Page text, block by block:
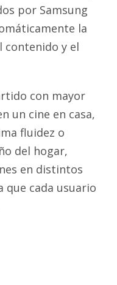
por Samsung
la
contenido y el
con mayor
un cine en casa,
fluidez o
del hogar,
en distintos
que cada usuario